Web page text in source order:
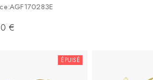
€
ÉPUISÉ